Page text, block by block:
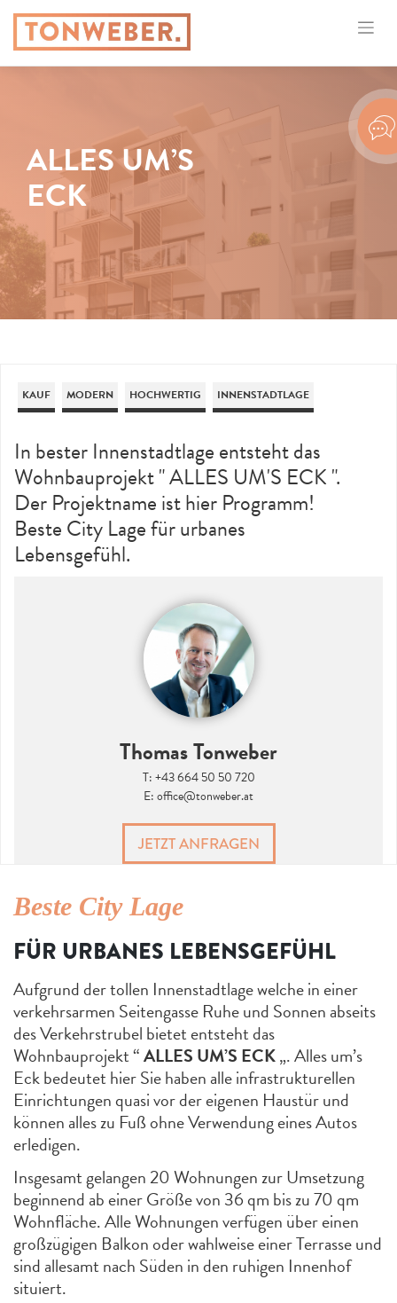
ALLES UM’S
ECK
KAUF MODERN HOCHWERTIG INNENSTADTLAGE
In bester Innenstadtlage entsteht das
Wohnbauprojekt " ALLES UM'S ECK ".
Der Projektname ist hier Programm!
Beste City Lage für urbanes
Lebensgefühl.
Thomas Tonweber
T:+43 664 50 50 720
E:office@tonweber.at
JETZT ANFRAGEN
Beste City Lage
FÜR URBANES LEBENSGEFÜHL
Aufgrund der tollen Innenstadtlage welche in einer
verkehrsarmen Seitengasse Ruhe und Sonnen abseits
des Verkehrstrubel bietet entsteht das
Wohnbauprojekt “ALLES UM’S ECK„. Alles um’s
Eck bedeutet hier Sie haben alle infrastrukturellen
Einrichtungen quasi vor der eigenen Haustür und
können alles zu Fuß ohne Verwendung eines Autos
erledigen.
Insgesamt gelangen 20 Wohnungen zur Umsetzung
beginnend ab einer Größe von 36 qm bis zu 70 qm
Wohnfläche. Alle Wohnungen verfügen über einen
großzügigen Balkon oder wahlweise einer Terrasse und
sind allesamt nach Süden in den ruhigen Innenhof
situiert.